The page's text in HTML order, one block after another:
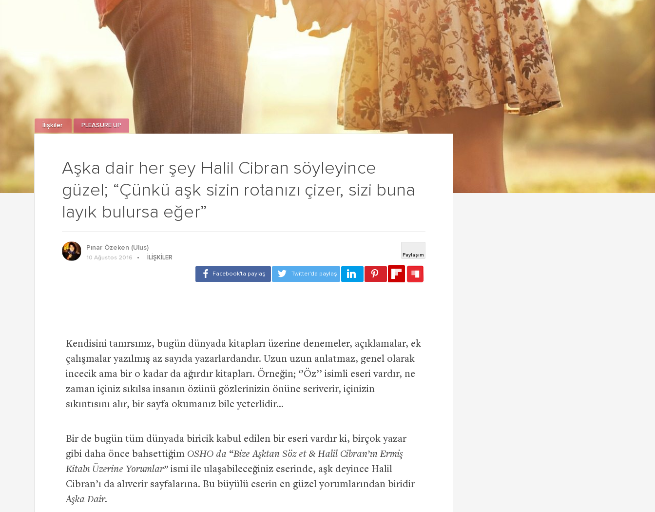
Aşka dair her şey Halil Cibran söyleyince
güzel; “Çünkü aşk sizin rotanızı çizer, sizi buna
layık bulursa eğer”
İlişkiler PLEASURE UP
Pınar Özeken (Ulus)
10 Ağustos 2016 İLIŞKILER
Kendisini tanırsınız, bugün dünyada kitapları üzerine denemeler, açıklamalar, ek
çalışmalar yazılmış az sayıda yazarlardandır. Uzun uzun anlatmaz, genel olarak
incecik ama bir o kadar da ağırdır kitapları. Örneğin; ‘’Öz’’ isimli eseri vardır, ne
zaman içiniz sıkılsa insanın özünü gözlerinizin önüne seriverir, içinizin
sıkıntısını alır, bir sayfa okumanız bile yeterlidir…
Bir de bugün tüm dünyada biricik kabul edilen bir eseri vardır ki, birçok yazar
gibi daha önce bahsettiğim OSHO da “Bize Aşktan Söz et & Halil Cibran’ın Ermiş
Kitabı Üzerine Yorumlar” ismi ile ulaşabileceğiniz eserinde, aşk deyince Halil
Cibran’ı da alıverir sayfalarına. Bu büyülü eserin en güzel yorumlarından biridir
Aşka Dair.